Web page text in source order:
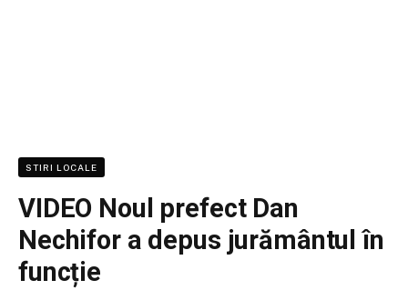
STIRI LOCALE
VIDEO Noul prefect Dan
Nechifor a depus jurământul în
funcție